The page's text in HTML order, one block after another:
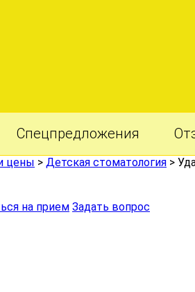
Спецпредложения
цены > Детская стоматология >
на прием Задать вопрос